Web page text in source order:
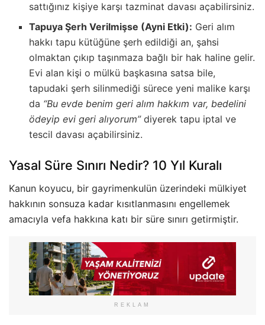
sattığınız kişiye karşı tazminat davası açabilirsiniz.
Tapuya Şerh Verilmişse (Ayni Etki): Geri alım
hakkı tapu kütüğüne şerh edildiği an, şahsi
olmaktan çıkıp taşınmaza bağlı bir hak haline gelir.
Evi alan kişi o mülkü başkasına satsa bile,
tapudaki şerh silinmediği sürece yeni malike karşı
da “Bu evde benim geri alım hakkım var, bedelini
ödeyip evi geri alıyorum”diyerek tapu iptal ve
tescil davası açabilirsiniz.
Yasal Süre Sınırı Nedir? 10 Yıl Kuralı
Kanun koyucu, bir gayrimenkulün üzerindeki mülkiyet
hakkının sonsuza kadar kısıtlanmasını engellemek
amacıyla vefa hakkına katı bir süre sınırı getirmiştir.
REKLAM